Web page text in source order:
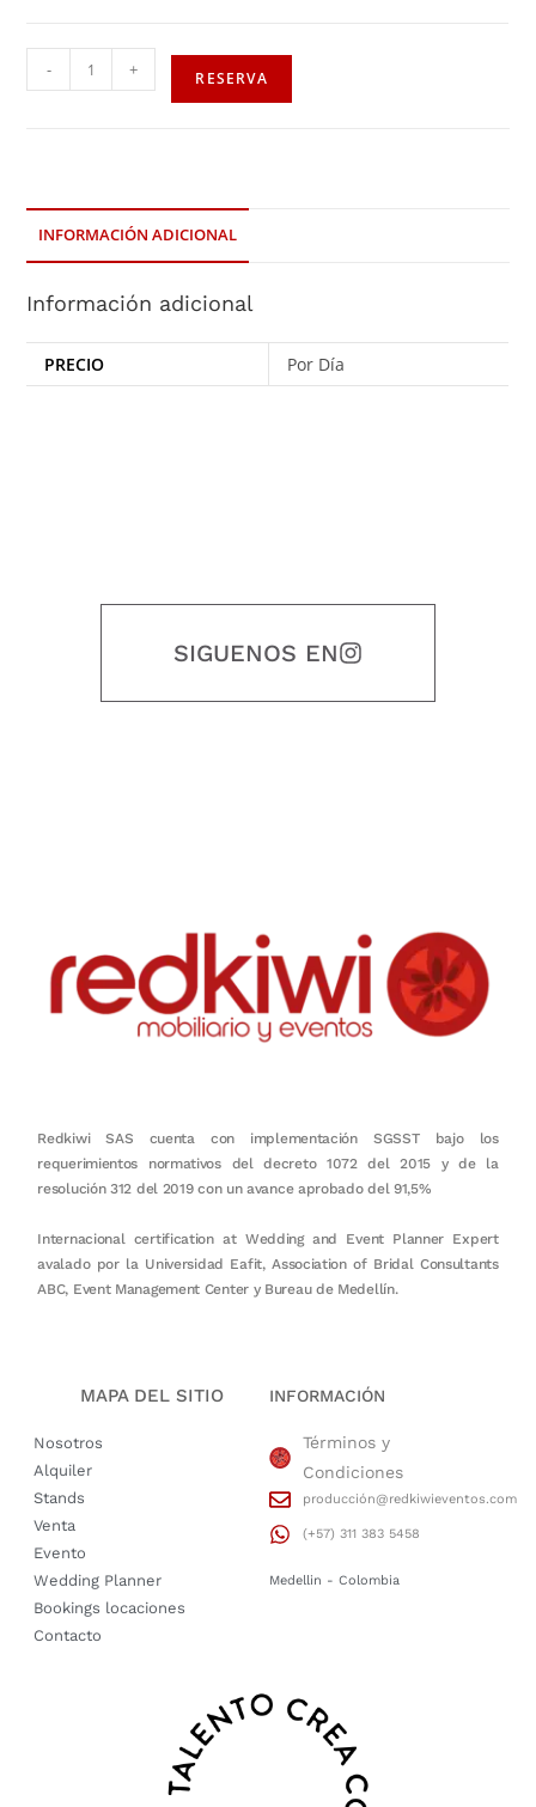
- + RESERVA
INFORMACIÓN ADICIONAL
Información adicional
PRECIO Por Día
SIGUENOS EN
Redkiwi SAS cuenta con implementación SGSST bajo los
requerimientos normativos del decreto 1072 del 2015 y de la
resolución 312 del 2019 con un avance aprobado del 91,5%
Internacional certification at Wedding and Event Planner Expert
avalado por la Universidad Eafit, Association of Bridal Consultants
ABC, Event Management Center y Bureau de Medellín.
MAPA DEL SITIO
Nosotros
Alquiler
Stands
Venta
Evento
Wedding Planner
Bookings locaciones
Contacto
INFORMACIÓN
Términos y
Condiciones
producción@redkiwieventos.com
(+57) 311 383 5458
Medellin - Colombia